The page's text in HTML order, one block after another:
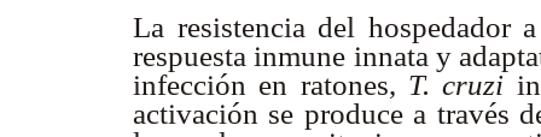
La resistencia del
respuesta inmune innata y
infección en ratones, T. cruzi
activación se produce a través